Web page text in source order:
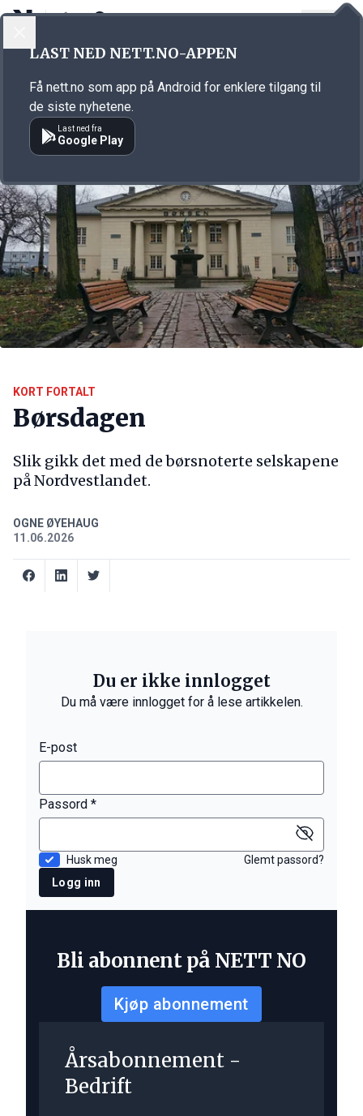
Annonsørinnhold
KORT FORTALT
Børsdagen
Slik gikk det med de børsnoterte selskapene
på Nordvestlandet.
OGNE ØYEHAUG
11.06.2026
Du er ikke innlogget
Du må være innlogget for å lese artikkelen.
E-post
Passord *
Husk meg
Glemt passord?
Logg inn
Bli abonnent på NETT NO
Kjøp abonnement
Årsabonnement -
Bedrift
LAST NED NETT.NO-APPEN
Få nett.no som app på Android for enklere tilgang til
de siste nyhetene.
Last ned fra
Google Play